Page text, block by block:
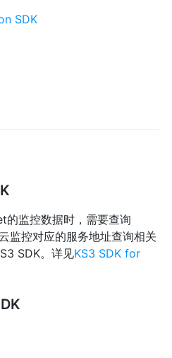
SDK
的监控数据时，需要查询
监控对应的服务地址查询相关
SDK。详见KS3 SDK for